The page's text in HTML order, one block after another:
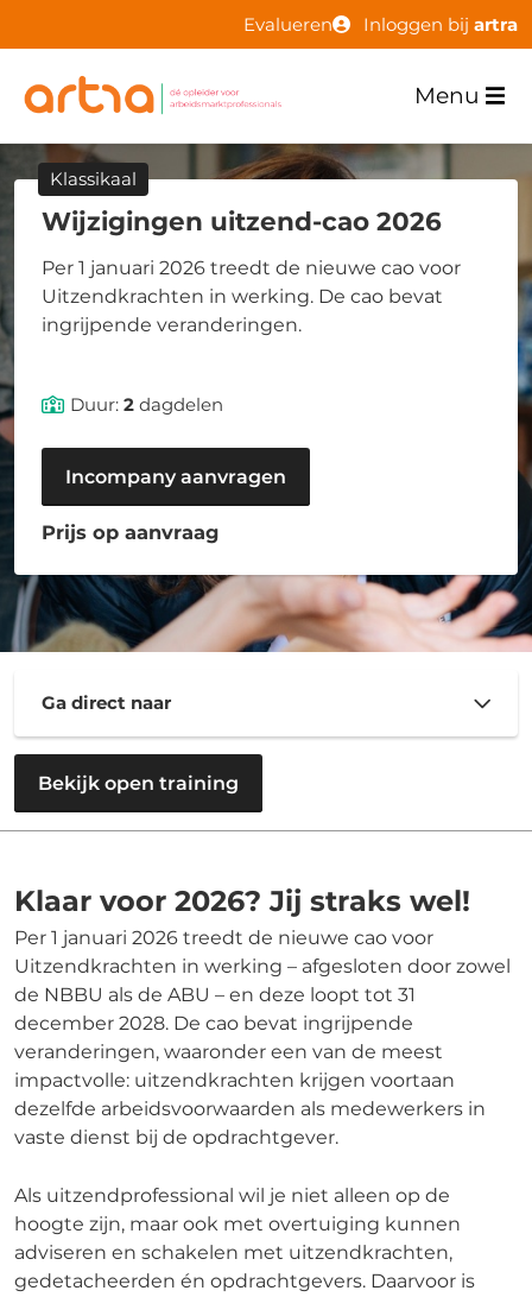
Evalueren Inloggen bij artra
Menu
Klassikaal
Wijzigingen uitzend-cao 2026
Per 1 januari 2026 treedt de nieuwe cao voor
Uitzendkrachten in werking. De cao bevat
ingrijpende veranderingen.
Duur: 2dagdelen
Incompany aanvragen
Prijs op aanvraag
Ga direct naar
Bekijk open training
Klaar voor 2026? Jij straks wel!
Per 1 januari 2026 treedt de nieuwe cao voor
Uitzendkrachten in werking – afgesloten door zowel
de NBBU als de ABU – en deze loopt tot 31
december 2028. De cao bevat ingrijpende
veranderingen, waaronder een van de meest
impactvolle: uitzendkrachten krijgen voortaan
dezelfde arbeidsvoorwaarden als medewerkers in
vaste dienst bij de opdrachtgever.
Als uitzendprofessional wil je niet alleen op de
hoogte zijn, maar ook met overtuiging kunnen
adviseren en schakelen met uitzendkrachten,
gedetacheerden én opdrachtgevers. Daarvoor is